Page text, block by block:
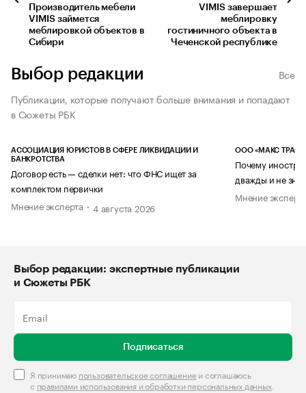
Производитель мебели
VIMIS займется
меблировкой объектов в
Сибири
VIMIS завершает
меблировку
гостиничного объекта в
Чеченской республике
Выбор редакции
Все
Публикации, которые получают больше внимания и попадают
в Сюжеты РБК
АССОЦИАЦИЯ ЮРИСТОВ В СФЕРЕ ЛИКВИДАЦИИ И
БАНКРОТСТВА
Договор есть — сделки нет: что ФНС ищет за
комплектом первички
Мнение эксперта
4 августа 2026
ООО «МАКС ТРАСТ»
Почему
дважды и не
Мнение
Выбор редакции: экспертные публикации
и Сюжеты РБК
Подписаться
Я принимаю пользовательское соглашениеи соглашаюсь
с правилами использования и обработки персональных данных.